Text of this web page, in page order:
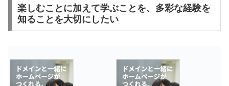
楽しむことに加えて学ぶことを、多彩な経験を
知ることを大切にしたい